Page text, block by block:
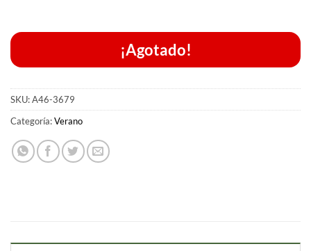
¡Agotado!
SKU:A46-3679
Categoría:Verano